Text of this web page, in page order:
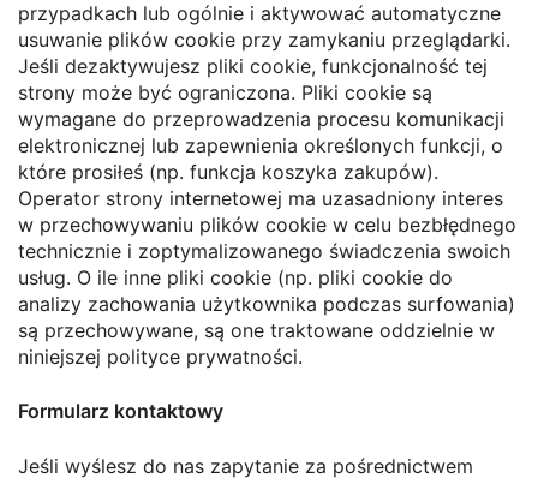
przypadkach lub ogólnie i aktywować automatyczne
usuwanie plików cookie przy zamykaniu przeglądarki.
Jeśli dezaktywujesz pliki cookie, funkcjonalność tej
strony może być ograniczona. Pliki cookie są
wymagane do przeprowadzenia procesu komunikacji
elektronicznej lub zapewnienia określonych funkcji, o
które prosiłeś (np. funkcja koszyka zakupów).
Operator strony internetowej ma uzasadniony interes
w przechowywaniu plików cookie w celu bezbłędnego
technicznie i zoptymalizowanego świadczenia swoich
usług. O ile inne pliki cookie (np. pliki cookie do
analizy zachowania użytkownika podczas surfowania)
są przechowywane, są one traktowane oddzielnie w
niniejszej polityce prywatności.
Formularz kontaktowy
Jeśli wyślesz do nas zapytanie za pośrednictwem